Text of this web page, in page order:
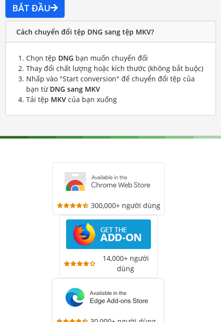
BẮT ĐẦU
Cách chuyển đổi tệp DNG sang tệp MKV?
Chọn tệp DNG bạn muốn chuyển đổi
Thay đổi chất lượng hoặc kích thước (không bắt buộc)
Nhấp vào "Start conversion" để chuyển đổi tệp của
bạn từ DNG sang MKV
Tải tệp MKVcủa bạn xuống
300,000+ người dùng
14,000+ người
dùng